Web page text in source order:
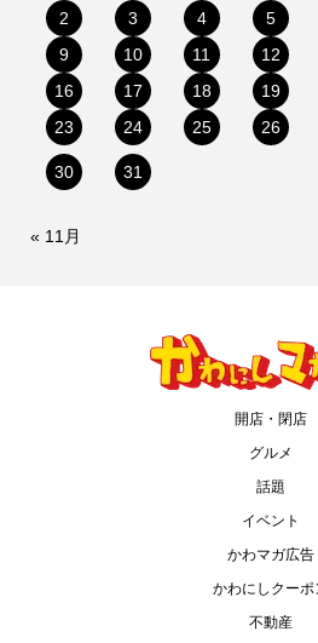
2 3 4 5
9
10 11 12
16
17 18 19
23
24 25 26
30 31
« 11月
開店・閉店
グルメ
話題
イベント
かわマガ広告
かわにしクーポ
不動産